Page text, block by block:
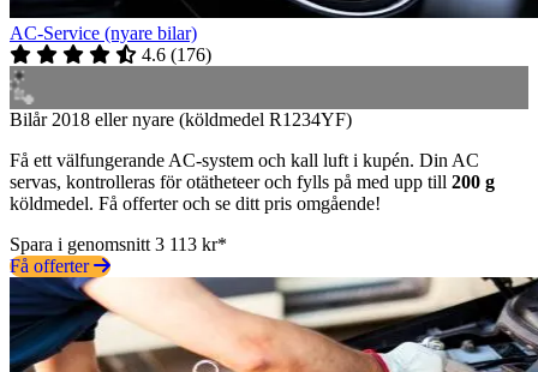
AC-Service (nyare bilar)
4.6 (176)
Bilår 2018 eller nyare (köldmedel R1234YF)
Få ett välfungerande AC-system och kall luft i kupén. Din AC
servas, kontrolleras för otätheteer och fylls på med upp till 200 g
köldmedel. Få offerter och se ditt pris omgående!
Spara i genomsnitt 3 113 kr*
Få offerter